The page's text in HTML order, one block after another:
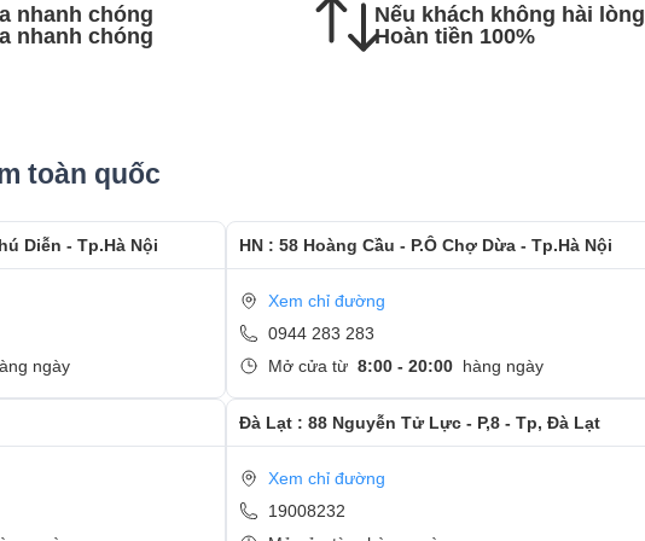
khách hàng sẽ được hướng dẫn kiểm tra lại màn hình mới
chữa: 0944-283-283
nhanh chóng
nhanh chóng
Nếu khách không hài lòng
Hoàn tiền 100%
toàn quốc
Diễn - Tp.Hà Nội
ngày
HN : 58 Hoàng Cầu - P.Ô Chợ Dừa - Tp.Hà Nội
Xem chỉ đường
0944 283 283
Mở cửa từ 8:00 - 20:00 hàng ngày
Đà Lạt : 88 Nguyễn Tử Lực - P,8 - Tp, Đà Lạt
Xem chỉ đường
19008232